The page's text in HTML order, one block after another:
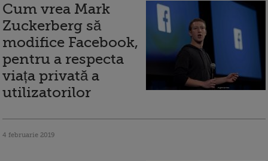
Cum vrea Mark
Zuckerberg să
modifice Facebook,
pentru a respecta
viața privată a
utilizatorilor
4 februarie 2019